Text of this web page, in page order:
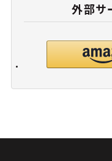
外部サ